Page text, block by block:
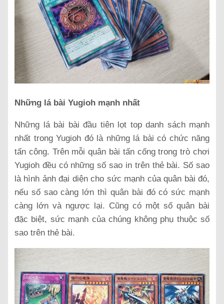
Những lá bài Yugioh mạnh nhất
Những lá bài bài đầu tiên lọt top danh sách mạnh
nhất trong Yugioh đó là những lá bài có chức năng
tấn công. Trên mỗi quân bài tấn cống trong trò chơi
Yugioh đều có những số sao in trên thẻ bài. Số sao
là hình ảnh đại diện cho sức mạnh của quân bài đó,
nếu số sao càng lớn thì quân bài đó có sức mạnh
càng lớn và ngược lại. Cũng có một số quân bài
đặc biệt, sức mạnh của chúng không phụ thuộc số
sao trên thẻ bài.